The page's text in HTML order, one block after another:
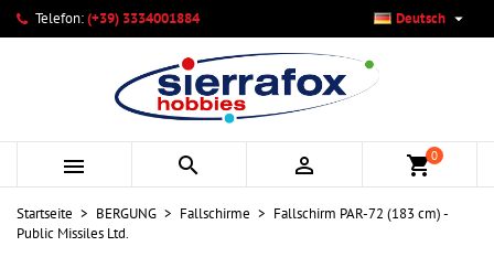
Telefon:(+39) 3334001884 Deutsch 
   shopping_cart0
Startseite BERGUNG Fallschirme
Fallschirm PAR-72 (183 cm) -
Public Missiles Ltd.
Ihre Wunschlisten ×
Neue Liste anlegen
Wunschliste erstellen ×
Name der Wunschliste
Abbrechen Wunschliste erstellen
Anmelden ×
Sie müssen angemeldet sein, um Artikel Ihrer Wunschliste
hinzufügen zu können.
Abbrechen Anmelden